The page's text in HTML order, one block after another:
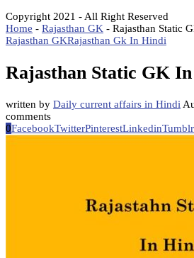
Copyright 2021 - All Right Reserved
Home - Rajasthan GK - Rajasthan Static
Rajasthan GKRajasthan Gk In Hindi
Rajasthan Static GK
written by Daily current affairs in Hindi
comments
0FacebookTwitterPinterestLinkedinTumblr